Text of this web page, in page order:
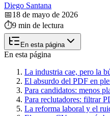
Diego Santana
📅18 de mayo de 2026
⏱️9 min de lectura
En esta página
En esta página
La industria cae, pero la
El absurdo del PDF en
Para candidatos: menos
Para reclutadores: filtrar
La reforma laboral y el